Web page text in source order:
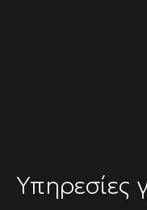
Υπηρεσίες